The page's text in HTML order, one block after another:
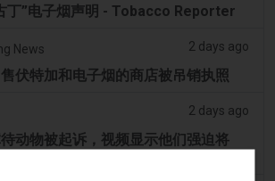
丁”电子烟声明 - Tobacco Reporter
News 2 days ago
伏特加和电子烟的商店被吊销执照
2 days ago
动物被起诉，视频显示他们强迫将